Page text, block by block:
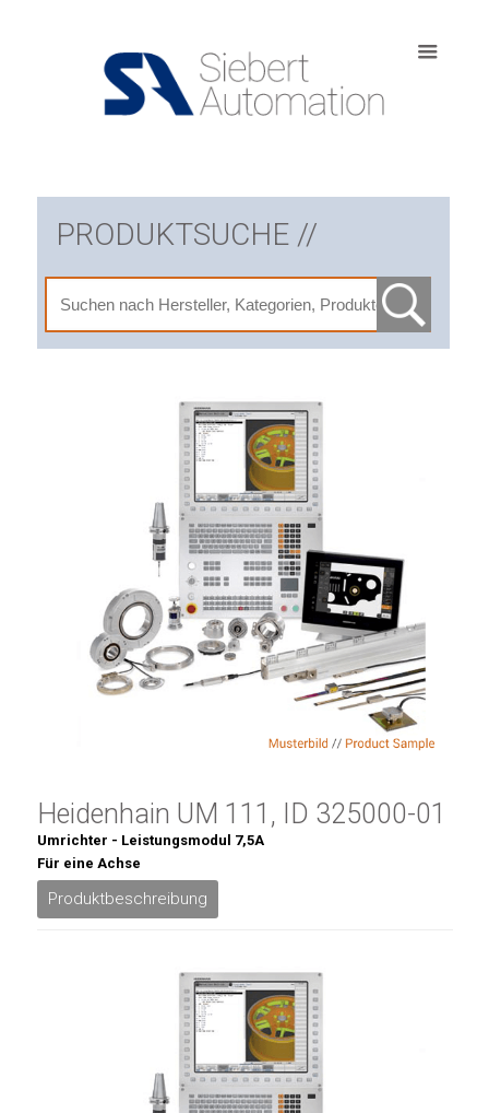
PRODUKTSUCHE //
Heidenhain UM 111, ID 325000-01
Umrichter - Leistungsmodul 7,5A
Für eine Achse
Produktbeschreibung